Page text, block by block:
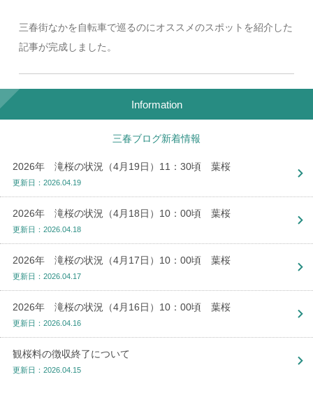
三春街なかを自転車で巡るのにオススメのスポットを紹介した
記事が完成しました。
Information
三春ブログ新着情報
2026年 滝桜の状況（4月19日）11：30頃 葉桜
更新日：2026.04.19
2026年 滝桜の状況（4月18日）10：00頃 葉桜
更新日：2026.04.18
2026年 滝桜の状況（4月17日）10：00頃 葉桜
更新日：2026.04.17
2026年 滝桜の状況（4月16日）10：00頃 葉桜
更新日：2026.04.16
観桜料の徴収終了について
更新日：2026.04.15